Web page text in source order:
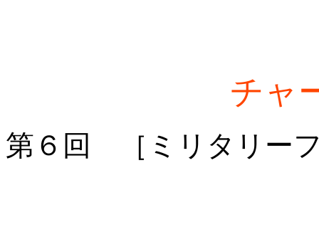
チャ
第６回 ［ミリタリー